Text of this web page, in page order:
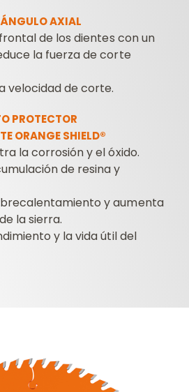
AXIAL
de los dientes con un
la fuerza de corte
velocidad de corte.
PROTECTOR
ORANGE SHIELD®
la corrosión y el óxido.
de resina y
y aumenta
la sierra.
y la vida útil del